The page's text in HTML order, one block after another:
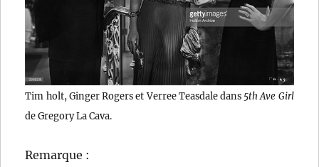
Tim holt, Ginger Rogers et Verree Teasdale dans 5th Ave Girl
de Gregory La Cava.
Remarque :